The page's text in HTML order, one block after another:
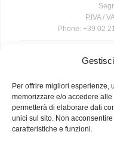
Per offrire migliori esperienze,
memorizzare e/o accedere
permetterà di elaborare dati
unici sul sito. Non
caratteristiche e funzioni.
P.IVA /
Phone: +39 02
The information
while we endeavour to keep
make no representations or
about the completeness,
with respect to the
related graphics